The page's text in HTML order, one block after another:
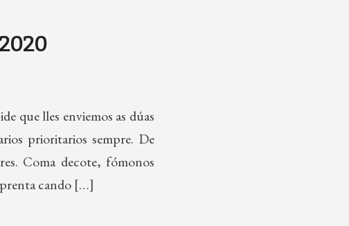
que lles enviemos as dúas
prioritarios sempre. De
Coma decote, fómonos
cando […]